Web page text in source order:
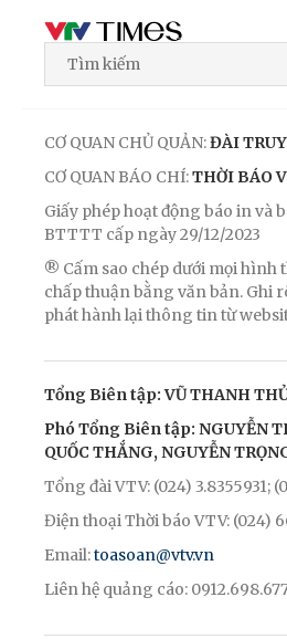
CƠ QUAN CHỦ QUẢN:ĐÀI
CƠ QUAN BÁO CHÍ:THỜI BÁO
Giấy phép hoạt động báo in và
BTTTT cấp ngày 29/12/2023
® Cấm sao chép dưới mọi hình
chấp thuận bằng văn bản. Ghi
phát hành lại thông tin từ
Tổng Biên tập: VŨ THANH
Phó Tổng Biên tập: NGUYỄN
QUỐC THẮNG, NGUYỄN
Tổng đài VTV: (024) 3.8355931;
Điện thoại Thời báo VTV: (024)
Email:toasoan@vtv.vn
Liên hệ quảng cáo: